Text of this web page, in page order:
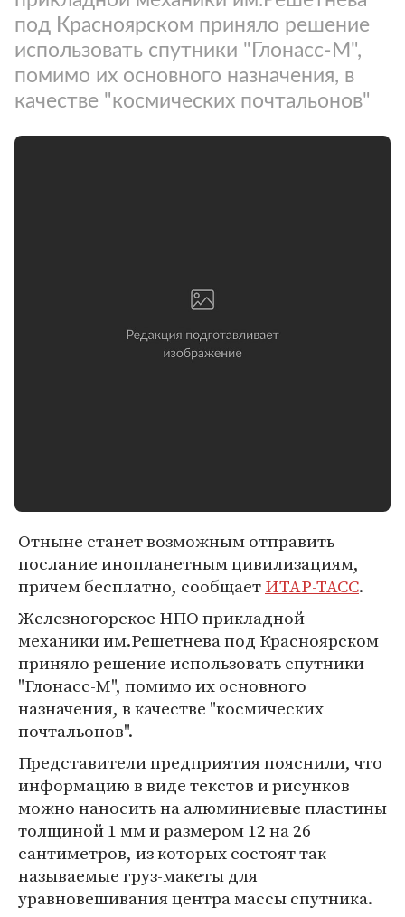
под Красноярском приняло решение
использовать спутники "Глонасс-М",
помимо их основного назначения, в
качестве "космических почтальонов"
Отныне станет возможным отправить
послание инопланетным цивилизациям,
причем бесплатно, сообщаетИТАР-ТАСС.
Железногорское НПО прикладной
механики им.Решетнева под Красноярском
приняло решение использовать спутники
"Глонасс-М", помимо их основного
назначения, в качестве "космических
почтальонов".
Представители предприятия пояснили, что
информацию в виде текстов и рисунков
можно наносить на алюминиевые пластины
толщиной 1 мм и размером 12 на 26
сантиметров, из которых состоят так
называемые груз-макеты для
уравновешивания центра массы спутника.